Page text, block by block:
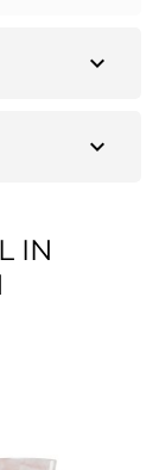
expand_more
expand_more
IN